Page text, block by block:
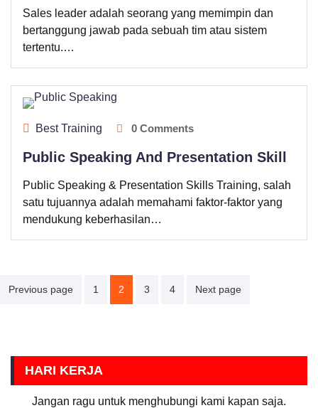
Sales leader adalah seorang yang memimpin dan
bertanggung jawab pada sebuah tim atau sistem
tertentu.…
Best Training 0 Comments
Public Speaking And Presentation Skill
Public Speaking & Presentation Skills Training, salah
satu tujuannya adalah memahami faktor-faktor yang
mendukung keberhasilan…
Paginasi
Previous page 1 2 3 4 Next page
HARI KERJA
Jangan ragu untuk menghubungi kami kapan saja.